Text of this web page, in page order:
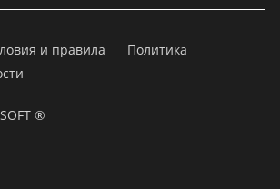
и правила
Политика
®